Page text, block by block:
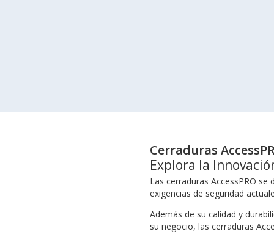
Cerraduras
Explora la
Las cerraduras AccessPRO
exigencias de seguridad
Además de su calidad y
su negocio, las cerraduras